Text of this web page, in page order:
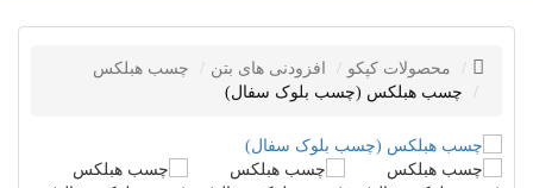
محصولات کپکو افزودنی های بتن
چسب هبلکس
چسب هبلکس (چسب بلوک سفال)